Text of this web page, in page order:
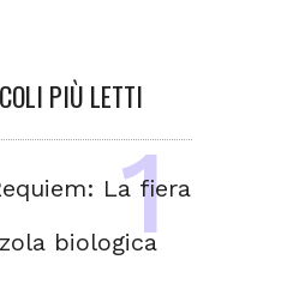
PIÙ LETTI
La fiera
biologica